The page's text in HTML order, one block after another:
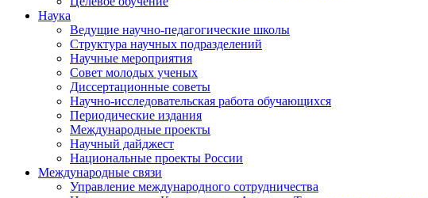
Наука
Ведущие научно-педагогические школы
Структура научных подразделений
Научные мероприятия
Совет молодых ученых
Диссертационные советы
Научно-исследовательская работа обучающихся
Периодические издания
Международные проекты
Научный дайджест
Национальные проекты России
Международные связи
Управление международного сотрудничества